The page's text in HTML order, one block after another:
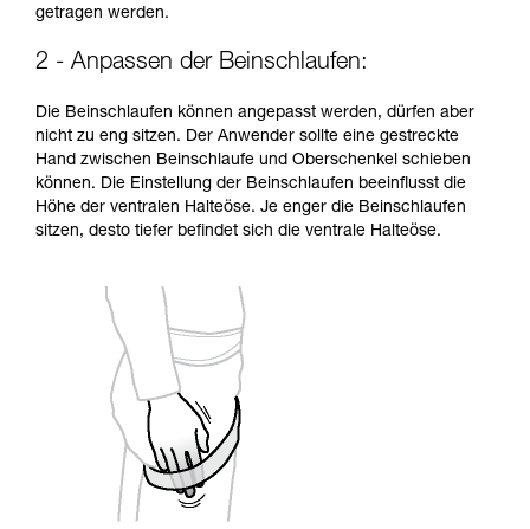
getragen werden.
2 - Anpassen der Beinschlaufen:
Die Beinschlaufen können angepasst werden, dürfen aber
nicht zu eng sitzen. Der Anwender sollte eine gestreckte
Hand zwischen Beinschlaufe und Oberschenkel schieben
können. Die Einstellung der Beinschlaufen beeinflusst die
Höhe der ventralen Halteöse. Je enger die Beinschlaufen
sitzen, desto tiefer befindet sich die ventrale Halteöse.